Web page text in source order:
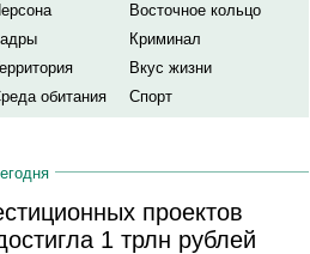
Восточное кольцо
Криминал
Вкус жизни
обитания Спорт
проектов
1 трлн рублей